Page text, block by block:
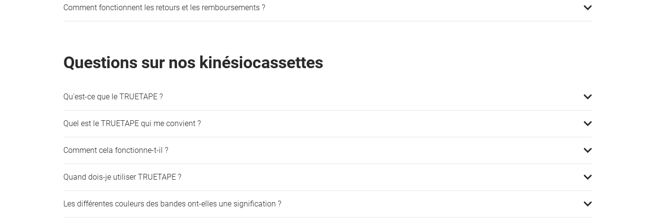
Comment fonctionnent les retours et les remboursements ?
Questions sur nos kinésiocassettes
Qu'est-ce que le TRUETAPE ?
Quel est le TRUETAPE qui me convient ?
Comment cela fonctionne-t-il ?
Quand dois-je utiliser TRUETAPE ?
Les différentes couleurs des bandes ont-elles une signification ?